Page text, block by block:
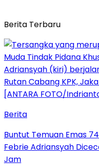
Berita Terbaru
Berita
Buntut Temuan Emas
Febrie Adriansyah
Jam